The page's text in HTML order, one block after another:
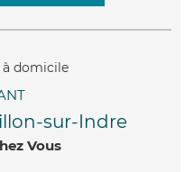
sur-Indre
Vous